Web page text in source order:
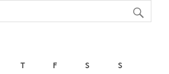
T F S S